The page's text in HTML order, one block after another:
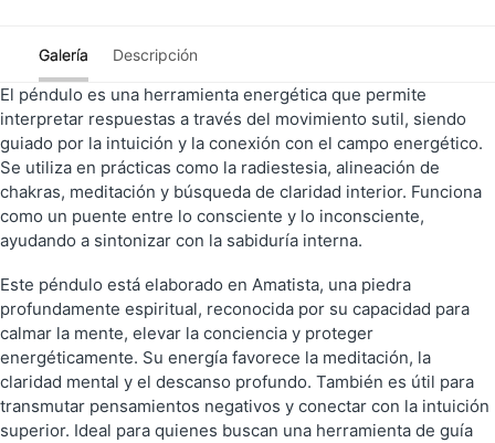
Galería Descripción
El péndulo es una herramienta energética que permite
interpretar respuestas a través del movimiento sutil, siendo
guiado por la intuición y la conexión con el campo energético.
Se utiliza en prácticas como la radiestesia, alineación de
chakras, meditación y búsqueda de claridad interior. Funciona
como un puente entre lo consciente y lo inconsciente,
ayudando a sintonizar con la sabiduría interna.
Este péndulo está elaborado en Amatista, una piedra
profundamente espiritual, reconocida por su capacidad para
calmar la mente, elevar la conciencia y proteger
energéticamente. Su energía favorece la meditación, la
claridad mental y el descanso profundo. También es útil para
transmutar pensamientos negativos y conectar con la intuición
superior. Ideal para quienes buscan una herramienta de guía